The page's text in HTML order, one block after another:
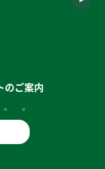
話で確認できます